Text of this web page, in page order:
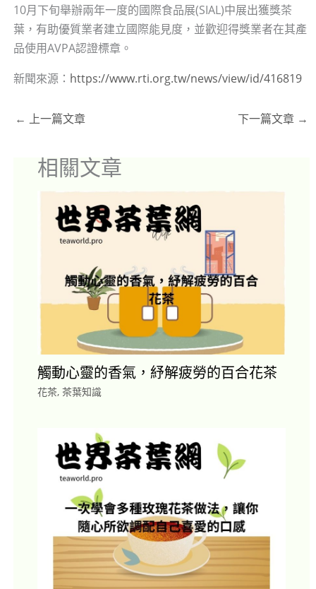
10月下旬舉辦兩年一度的國際食品展(SIAL)中展出獲獎茶
葉，有助優質業者建立國際能見度，並歡迎得獎業者在其產
品使用AVPA認證標章。
新聞來源： https://www.rti.org.tw/news/view/id/416819
← 上一篇文章 下一篇文章 →
相關文章
觸動心靈的香氣，紓解疲勞的百合花茶
花茶, 茶葉知識